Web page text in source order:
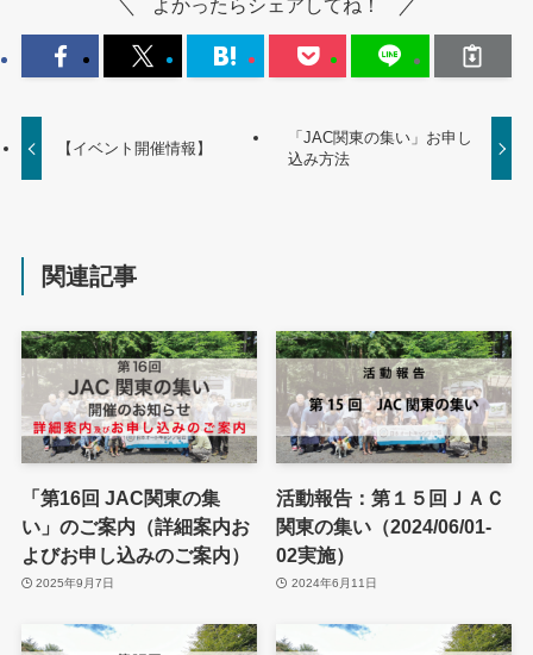
よかったらシェアしてね！
【イベント開催情報】
「JAC関東の集い」お申し
込み方法
関連記事
「第16回 JAC関東の集
い」のご案内（詳細案内お
よびお申し込みのご案内）
2025年9月7日
活動報告：第１５回ＪＡＣ
関東の集い（2024/06/01-
02実施）
2024年6月11日